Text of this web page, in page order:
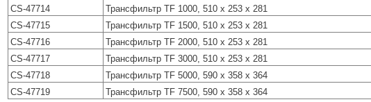
CS-47714
Трансфильтр TF 1000, 510 х 253 х 281
CS-47715
Трансфильтр TF 1500, 510 х 253 х 281
CS-47716
Трансфильтр TF 2000, 510 х 253 х 281
CS-47717
Трансфильтр TF 3000, 510 х 253 х 281
CS-47718
Трансфильтр TF 5000, 590 x 358 x 364
CS-47719
Трансфильтр TF 7500, 590 x 358 x 364